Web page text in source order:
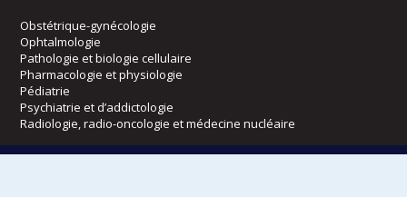
Obstétrique-gynécologie
Ophtalmologie
Pathologie et biologie cellulaire
Pharmacologie et physiologie
Pédiatrie
Psychiatrie et d’addictologie
Radiologie, radio-oncologie et médecine nucléaire